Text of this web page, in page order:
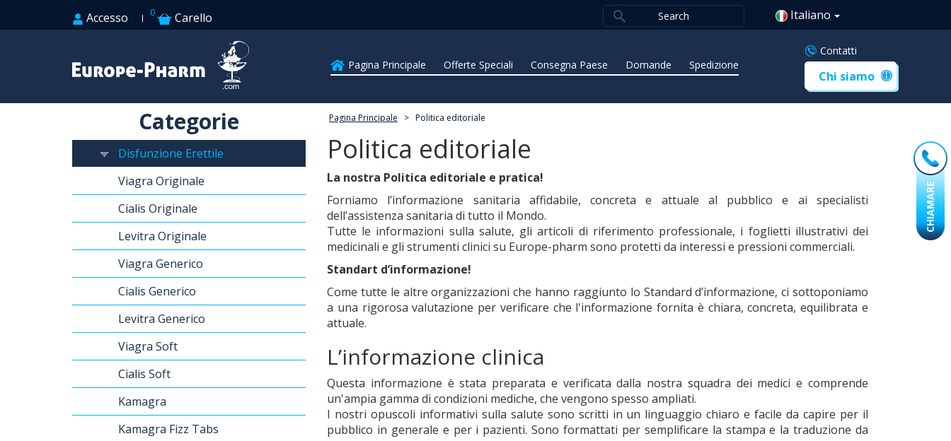
CHIAMARE
Accesso 0 Carello Italiano
Pagina Principale Offerte Speciali Consegna Paese Domande Spedizione
Contatti
Chi siamo
Categorie
Disfunzione Erettile
Viagra Originale
Cialis Originale
Levitra Originale
Viagra Generico
Cialis Generico
Levitra Generico
Viagra Soft
Cialis Soft
Kamagra
Kamagra Fizz Tabs
Pagina Principale > Politica editoriale
Politica editoriale
La nostra Politica editoriale e pratica!
Forniamo l’informazione sanitaria affidabile, concreta e attuale al pubblico e ai specialisti
dell’assistenza sanitaria di tutto il Mondo.
Tutte le informazioni sulla salute, gli articoli di riferimento professionale, i foglietti illustrativi dei
medicinali e gli strumenti clinici su Europe-pharm sono protetti da interessi e pressioni commerciali.
Standart d’informazione!
Come tutte le altre organizzazioni che hanno raggiunto lo Standard d’informazione, ci sottoponiamo
a una rigorosa valutazione per verificare che l'informazione fornita è chiara, concreta, equilibrata e
attuale.
L’informazione clinica
Questa informazione è stata preparata e verificata dalla nostra squadra dei medici e comprende
un'ampia gamma di condizioni mediche, che vengono spesso ampliati.
I nostri opuscoli informativi sulla salute sono scritti in un linguaggio chiaro e facile da capire per il
pubblico in generale e per i pazienti. Sono formattati per semplificare la stampa e la traduzione da